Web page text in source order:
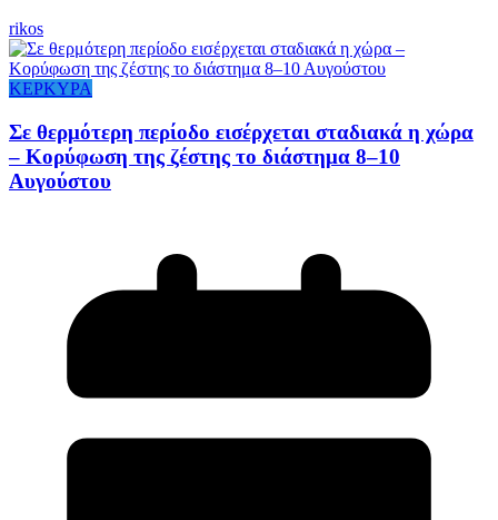
rikos
ΚΕΡΚΥΡΑ
Σε θερμότερη περίοδο εισέρχεται σταδιακά η χώρα
– Κορύφωση της ζέστης το διάστημα 8–10
Αυγούστου